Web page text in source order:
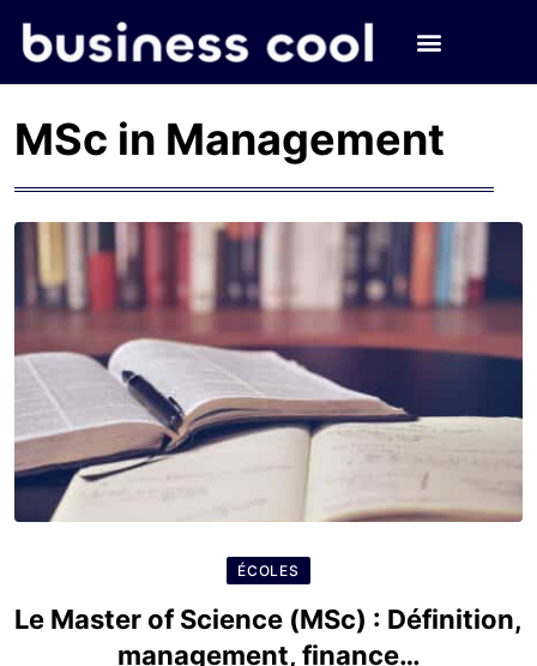
MSc in Management
ÉCOLES
Le Master of Science (MSc) : Définition,
management, finance…